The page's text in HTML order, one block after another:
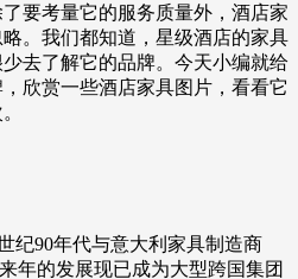
要考量它的服务质量外，酒店家
。我们都知道，星级酒店的家具
去了解它的品牌。今天小编就给
欣赏一些酒店家具图片，看看它
纪90年代与意大利家具制造商
年的发展现已成为大型跨国集团